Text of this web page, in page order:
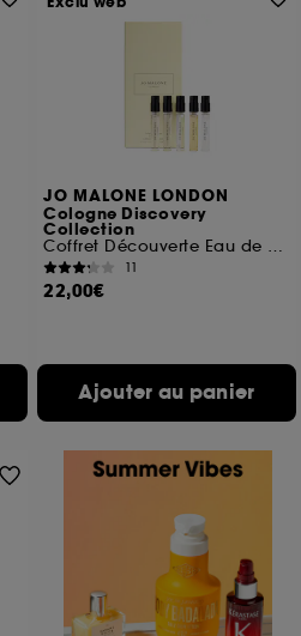
JO MALONE LONDON
Cologne Discovery
Collection
Coffret Découverte Eau de Cologne
11
22,00€
Ajouter au panier